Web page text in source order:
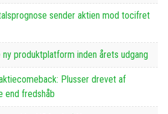
sender aktien mod tocifret
ny produktplatform inden årets udgang
Plusser drevet af
end fredshåb